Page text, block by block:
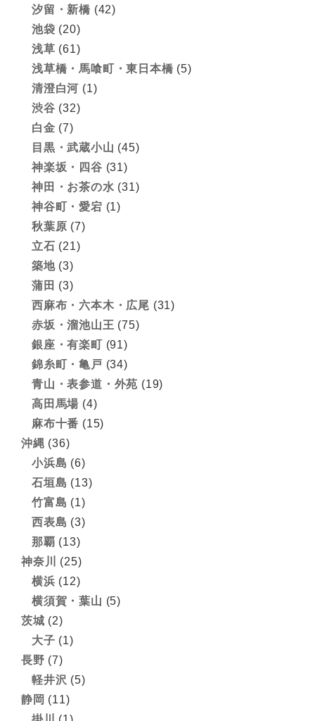
汐留・新橋 (42)
池袋 (20)
浅草 (61)
浅草橋・馬喰町・東日本橋 (5)
清澄白河 (1)
渋谷 (32)
白金 (7)
目黒・武蔵小山 (45)
神楽坂・四谷 (31)
神田・お茶の水 (31)
神谷町・愛宕 (1)
秋葉原 (7)
立石 (21)
築地(3)
蒲田 (3)
西麻布・六本木・広尾 (31)
赤坂・溜池山王 (75)
銀座・有楽町 (91)
錦糸町・亀戸 (34)
青山・表参道・外苑 (19)
高田馬場 (4)
麻布十番 (15)
沖縄 (36)
小浜島 (6)
石垣島 (13)
竹富島 (1)
西表島 (3)
那覇 (13)
神奈川
(25)
横浜 (12)
横須賀・葉山 (5)
茨城 (2)
大子 (1)
長野 (7)
軽井沢 (5)
静岡 (11)